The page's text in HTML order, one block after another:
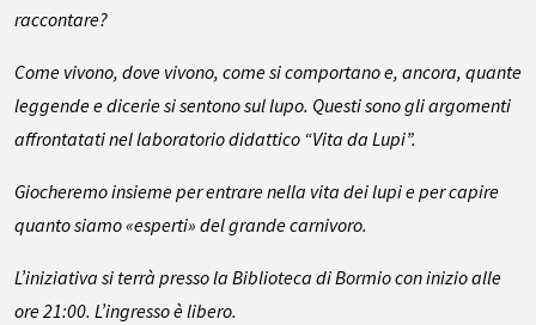
raccontare?
Come vivono, dove vivono, come si comportano e, ancora, quante
leggende e dicerie si sentono sul lupo. Questi sono gli argomenti
affrontatati nel laboratorio didattico “Vita da Lupi”.
Giocheremo insieme per entrare nella vita dei lupi e per capire
quanto siamo «esperti» del grande carnivoro.
L’iniziativa si terrà presso la Biblioteca di Bormio con inizio alle
ore 21:00. L’ingresso è libero.